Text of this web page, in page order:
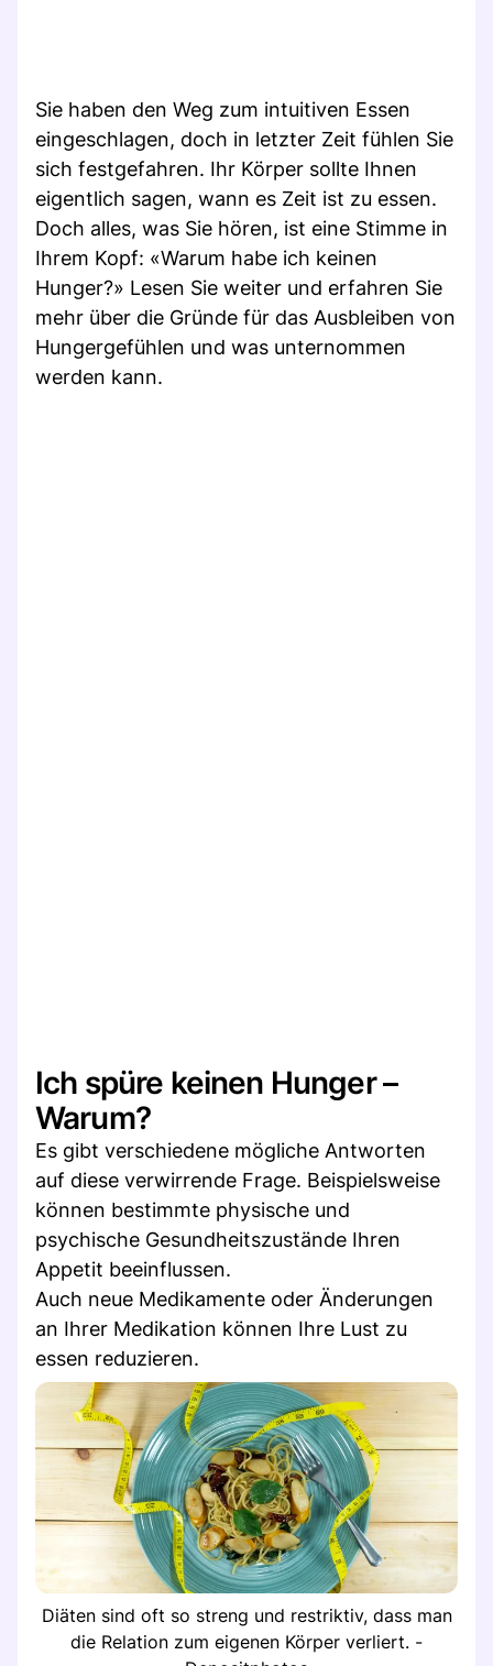
Sie haben den Weg zum intuitiven Essen
eingeschlagen, doch in letzter Zeit fühlen Sie
sich festgefahren. Ihr Körper sollte Ihnen
eigentlich sagen, wann es Zeit ist zu essen.
Doch alles, was Sie hören, ist eine Stimme in
Ihrem Kopf: «Warum habe ich keinen
Hunger?» Lesen Sie weiter und erfahren Sie
mehr über die Gründe für das Ausbleiben von
Hungergefühlen und was unternommen
werden kann.
Ich spüre keinen Hunger –
Warum?
Es gibt verschiedene mögliche Antworten
auf diese verwirrende Frage. Beispielsweise
können bestimmte physische und
psychische Gesundheitszustände Ihren
Appetit beeinflussen.
Auch neue Medikamente oder Änderungen
an Ihrer Medikation können Ihre Lust zu
essen reduzieren.
Diäten sind oft so streng und restriktiv, dass man
die Relation zum eigenen Körper verliert. -